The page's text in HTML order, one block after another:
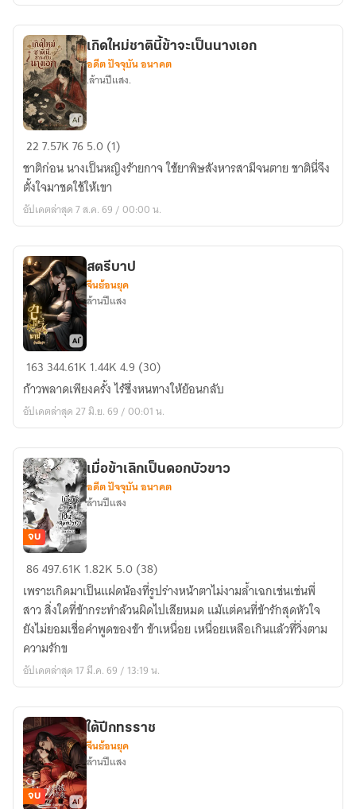
เกิด
ใหม่
ชาติ
นี้
ข้า
เป็น
นางเอก
เกิดใหม่ชาตินี้ข้าจะเป็นนางเอก
อดีต ปัจจุบัน อนาคต
.ล้านปีแสง.
227.57K765.0 (1)
ชาติก่อน นางเป็นหญิงร้ายกาจ ใช้ยาพิษสังหารสามีจนตาย ชาตินี่จึง
ตั้งใจมาชดใช้ให้เขา
อัปเดตล่าสุด 7 ส.ค. 69 / 00:00 น.
สตรี
บาป
สตรีบาป
จีนย้อนยุค
ล้านปีแสง
163 344.61K 1.44K4.9 (30)
ก้าวพลาดเพียงครั้ง ไร้ซึ่งหนทางให้ย้อนกลับ
อัปเดตล่าสุด 27 มิ.ย. 69 / 00:01 น.
เมื่อ
เลิก
เป็น
ดอกบัว
ขาว
จบ
เมื่อข้าเลิกเป็นดอกบัวขาว
อดีต ปัจจุบัน อนาคต
ล้านปีแสง
86497.61K 1.82K 5.0 (38)
เพราะเกิดมาเป็นแฝดน้องที่รูปร่างหน้าตาไม่งามล้ำเฉกเช่นเช่นพี่
สาว สิ่งใดที่ข้ากระทำล้วนผิดไปเสียหมด แม้แต่คนที่ข้ารักสุดหัวใจ
ยังไม่ยอมเชื่อคำพูดของข้า ข้าเหนื่อย เหนื่อยเหลือเกินแล้วที่วิ่งตาม
ความรักข
อัปเดตล่าสุด 17 มี.ค. 69 / 13:19 น.
จบ
ใต้ปีกทรราช
จีนย้อนยุค
ล้านปีแสง